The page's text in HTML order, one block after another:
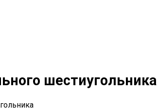
шестиугольника